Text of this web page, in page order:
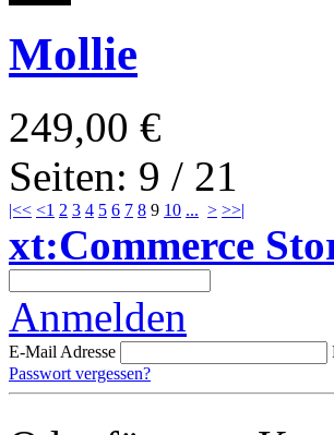
Mollie
249,00 €
Seiten: 9 / 21
|<< <1 2 3 4 5 6 7 8 9 10 ... > >>|
xt:Commerce
Anmelden
E-Mail Adresse
Passwort vergessen?